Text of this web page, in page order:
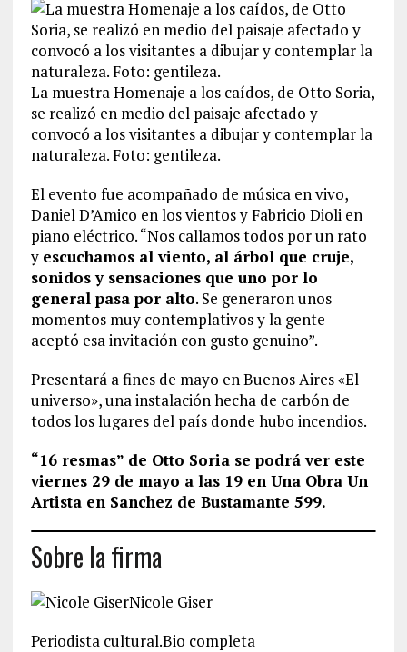
La muestra Homenaje a los caídos, de Otto Soria,
se realizó en medio del paisaje afectado y
convocó a los visitantes a dibujar y contemplar la
naturaleza. Foto: gentileza.
El evento fue acompañado de música en vivo,
Daniel D’Amico en los vientos y Fabricio Dioli en
piano eléctrico. “Nos callamos todos por un rato
y escuchamos al viento, al árbol que cruje,
sonidos y sensaciones que uno por lo
general pasa por alto. Se generaron unos
momentos muy contemplativos y la gente
aceptó esa invitación con gusto genuino”.
Presentará a fines de mayo en Buenos Aires «El
universo», una instalación hecha de carbón de
todos los lugares del país donde hubo incendios.
“16 resmas” de Otto Soria se podrá ver este
viernes 29 de mayo a las 19 en Una Obra Un
Artista en Sanchez de Bustamante 599.
Sobre la firma
Nicole Giser
Periodista cultural.Bio completa